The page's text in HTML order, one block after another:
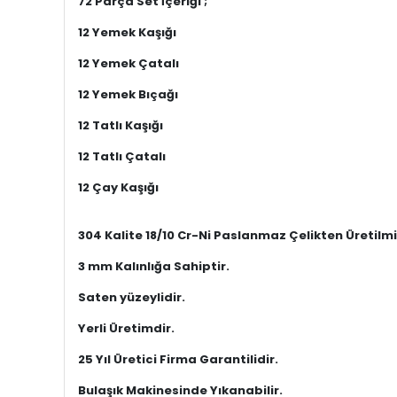
12 Yemek Kaşığı
12 Yemek Çatalı
12 Yemek Bıçağı
12 Tatlı Kaşığı
12 Tatlı Çatalı
12 Çay Kaşığı
304 Kalite 18/10 Cr-Ni Paslanmaz Çelikten
3 mm Kalınlığa Sahiptir.
Saten yüzeylidir.
Yerli Üretimdir.
25 Yıl Üretici Firma Garantilidir.
Bulaşık Makinesinde Yıkanabilir.